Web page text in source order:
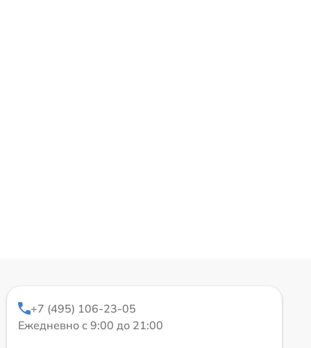
+7 (495) 106-23-05
Ежедневно с 9:00 до 21:00